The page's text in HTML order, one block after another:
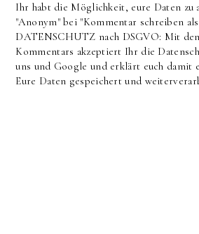
Ihr habt die Möglichkeit, eure Daten zu
"Anonym" bei "Kommentar schreiben
DATENSCHUTZ nach DSGVO: Mit
Kommentars akzeptiert Ihr die
uns und Google und erklärt euch damit
Eure Daten gespeichert und